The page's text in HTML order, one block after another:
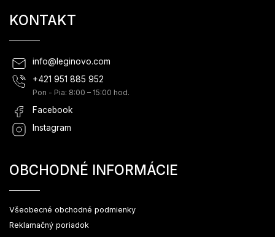
KONTAKT
info@ leginovo.com
+421 951 885 952
Pon - Pia: 8:00 – 15:00 hod.
Facebook
Instagram
OBCHODNÉ INFORMÁCIE
Všeobecné obchodné podmienky
Reklamačný poriadok